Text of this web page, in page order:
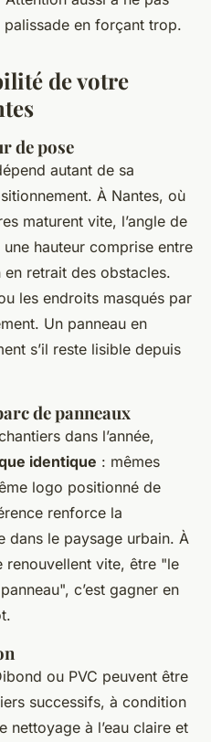
en forçant trop.
de votre
de pose
autant de sa
À Nantes, où
maturent vite, l’angle de
hauteur comprise entre
en retrait des obstacles.
les endroits masqués par
Un panneau en
s’il reste lisible depuis
de panneaux
dans l’année,
identique : mêmes
logo positionné de
renforce la
dans le paysage urbain. À
renouvellent vite, être "le
c’est gagner en
ou PVC peuvent être
successifs, à condition
nettoyage à l’eau claire et